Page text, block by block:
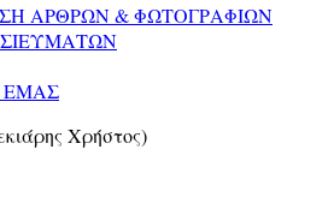
ΑΡΘΡΩΝ & ΦΩΤΟΓΡΑΦΙΩΝ
ΕΜΑΣ
Χρήστος)